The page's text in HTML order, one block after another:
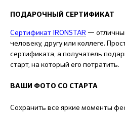
ПОДАРОЧНЫЙ СЕРТИФИКАТ
Сертификат IRONSTAR —
человеку, другу или коллеге.
сертификата, а получатель
старт, на который его потратить.
ВАШИ ФОТО СО СТАРТА
Сохранить все яркие моменты